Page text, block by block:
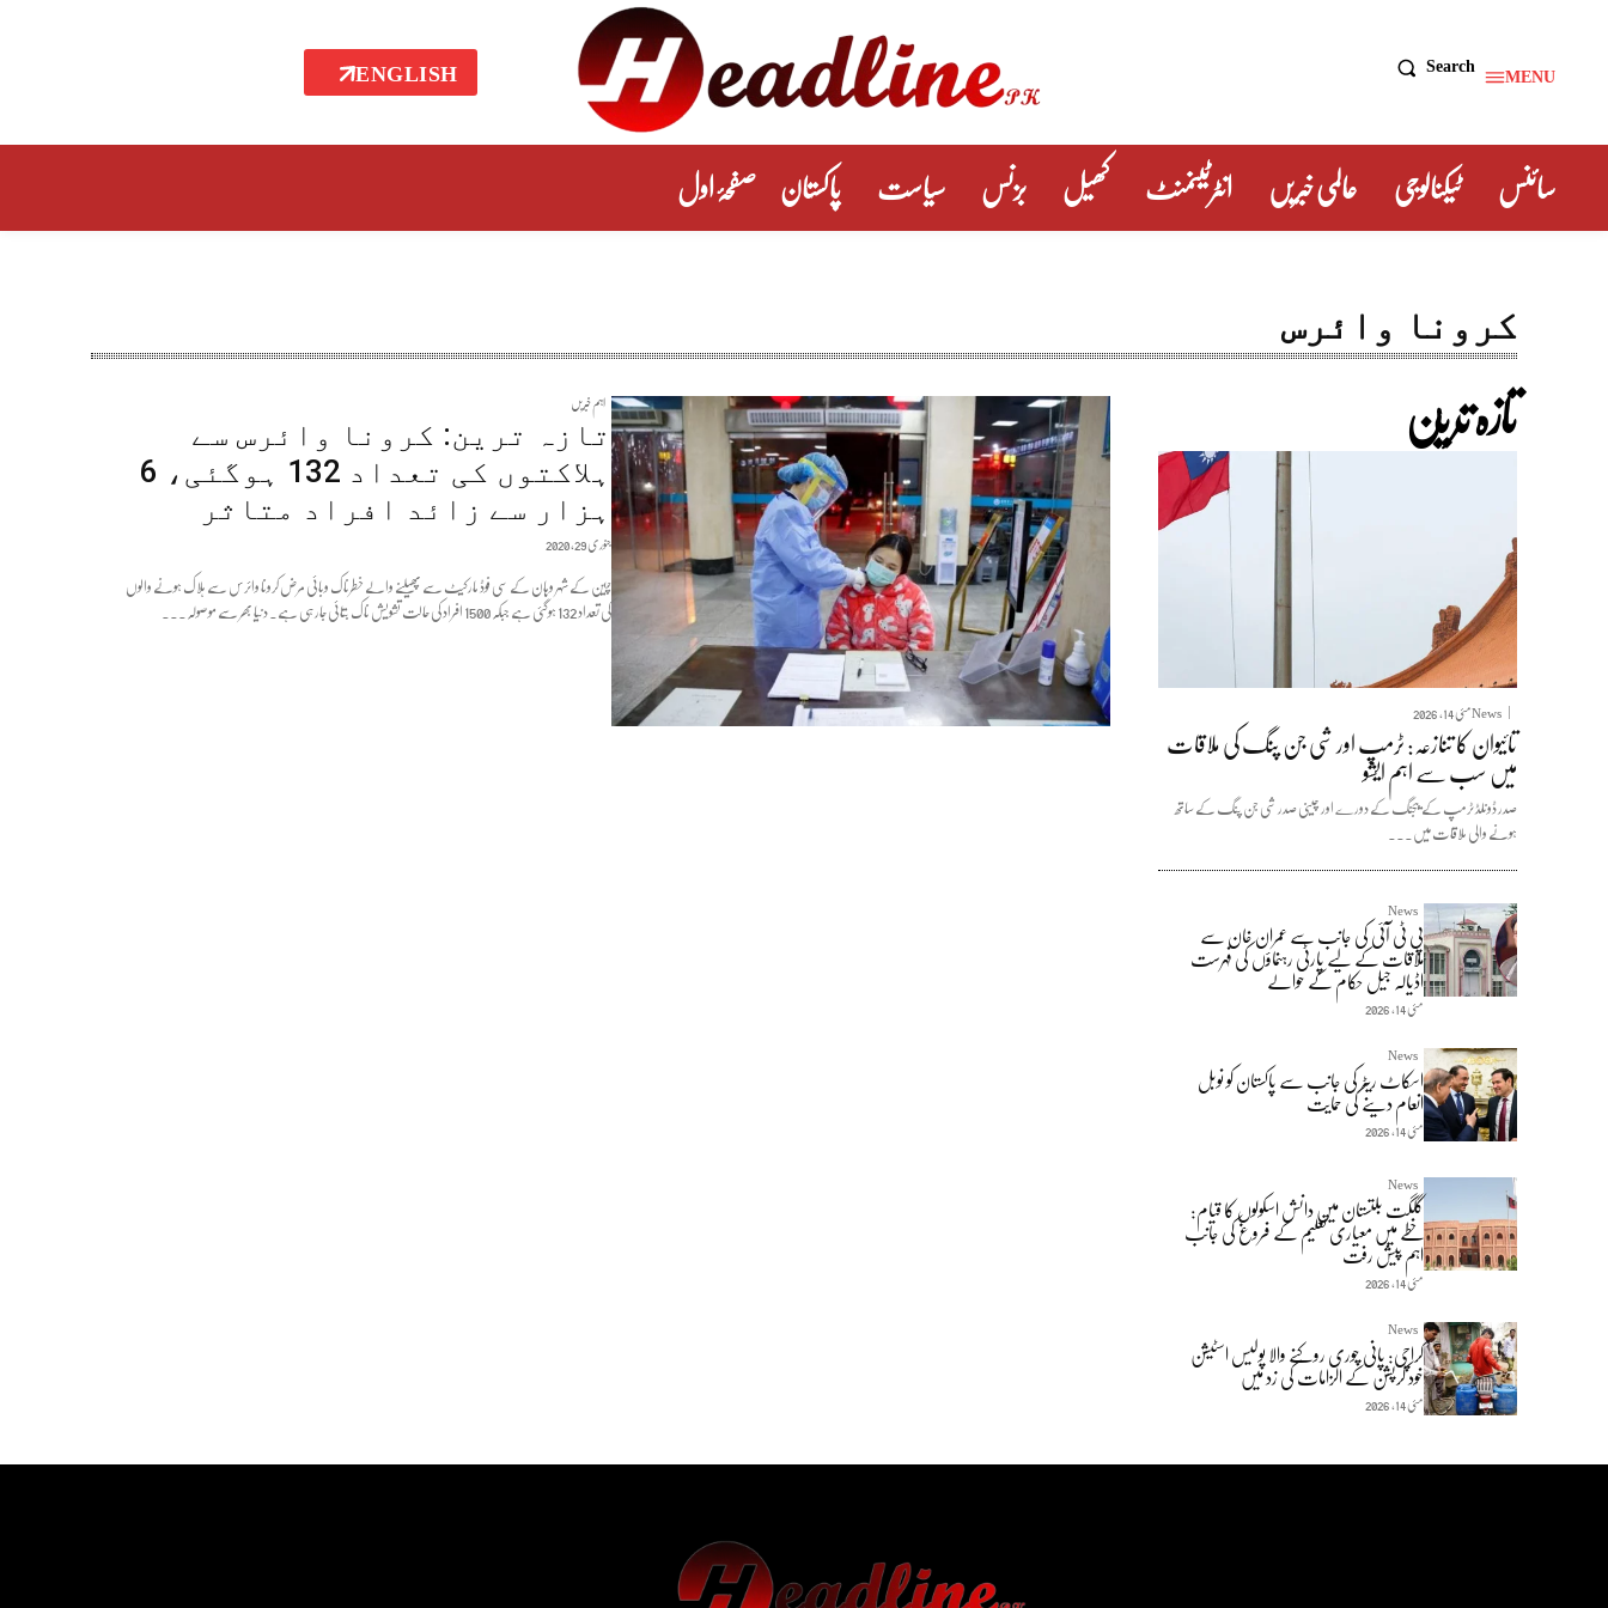
MENU
Search
ENGLISH
سائنس ٹیکنالوجی عالمی خبریں انٹرٹینمنٹ کھیل بزنس سیاست پاکستان صفحۂ اول
کرونا وائرس
اہم خبریں
تازہ ترین: کرونا وائرس سے
ہلاکتوں کی تعداد 132 ہوگئی، 6
ہزار سے زائد افراد متاثر
جنوری 29, 2020
چین کے شہر وہان کے سی فوڈ مارکیٹ سے پھیلنے والے خطرناک وبائی مرض کرونا وائرس سے ہلاک ہونے والوں
کی تعداد 132 ہوگئی ہے جبکہ 1500 افراد کی حالت تشویش ناک بتائی جارہی ہے۔ دنیا بھر سے موصولہ...
تازہ ترین
Newsمئی 14, 2026
تائیوان کا تنازعہ: ٹرمپ اور شی جن پنگ کی ملاقات
میں سب سے اہم ایشو
صدر ڈونلڈ ٹرمپ کے بیجنگ کے دورے اور چینی صدر شی جن پنگ کے ساتھ
ہونے والی ملاقات میں...
News
پی ٹی آئی کی جانب سے عمران خان سے
ملاقات کے لیے پارٹی رہنماؤں کی فہرست
اڈیالہ جیل حکام کے حوالے
مئی 14, 2026
News
اسکاٹ ریٹر کی جانب سے پاکستان کو نوبل
انعام دینے کی حمایت
مئی 14, 2026
News
گلگت بلتستان میں دانش اسکولوں کا قیام:
خطے میں معیاری تعلیم کے فروغ کی جانب
اہم پیش رفت
مئی 14, 2026
News
کراچی: پانی چوری روکنے والا پولیس اسٹیشن
خود کرپشن کے الزامات کی زد میں
مئی 14, 2026